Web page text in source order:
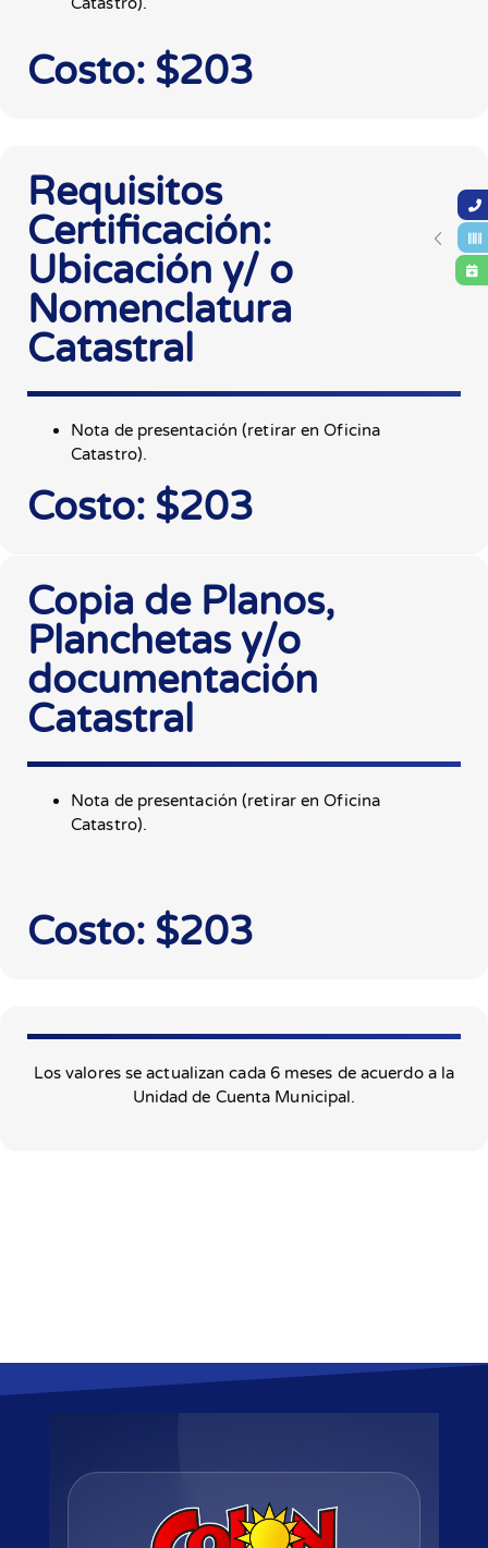
Costo: $203
Requisitos
Certificación:
Ubicación y/ o
Nomenclatura
Catastral
Nota de presentación (retirar en Oficina
Catastro).
Costo: $203
Copia de Planos,
Planchetas y/o
documentación
Catastral
Nota de presentación (retirar en Oficina
Catastro).
Costo: $203
Los valores se actualizan cada 6 meses de acuerdo a la
Unidad de Cuenta Municipal.